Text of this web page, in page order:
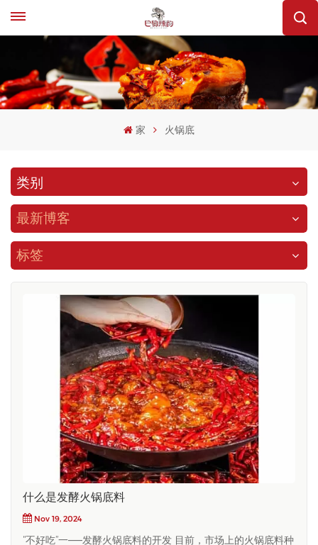
家 火锅底
类别
最新博客
标签
什么是发酵火锅底料
Nov 19, 2024
“不好吃”一——发酵火锅底料的开发 目前，市场上的火锅底料种